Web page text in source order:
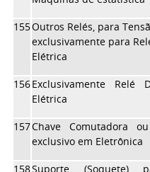
155Outros Relés, para
exclusivamente para
Elétrica
156Exclusivamente Relé
Elétrica
157Chave Comutadora
exclusivo em Eletrônica
158Suporte (Soquete)